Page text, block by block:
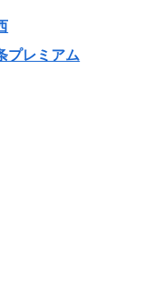
プレミアム